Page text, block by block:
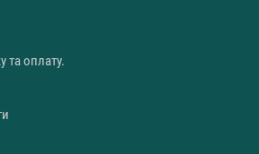
та оплату.